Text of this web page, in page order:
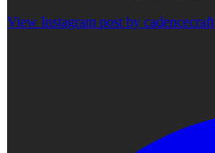
View Instagram post by cadencecraft